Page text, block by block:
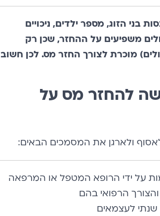
בני הזוג, מספר ילדים, ניכויים
משפיעים על ההחזר, שכן רק
מוכרת לצורך החזר מס. לכן חשוב
להחזר מס על
ולארגן את המסמכים הבאים:
על ידי הרופא המטפל או המרפאה
הרפואי בהם
שנתי לעצמאים